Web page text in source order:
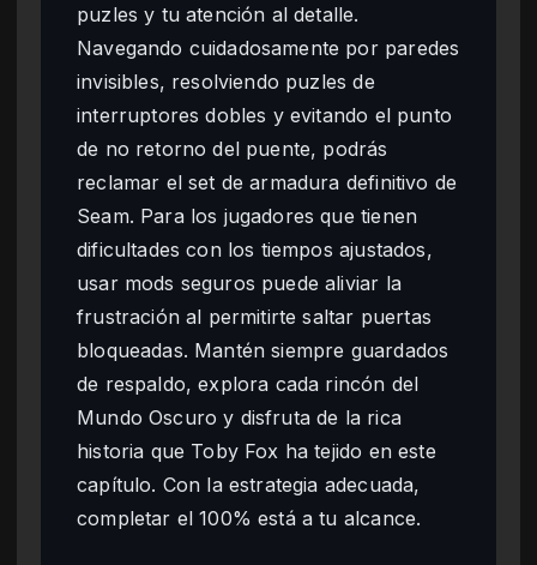
puzles y tu atención al detalle.
Navegando cuidadosamente por paredes
invisibles, resolviendo puzles de
interruptores dobles y evitando el punto
de no retorno del puente, podrás
reclamar el set de armadura definitivo de
Seam. Para los jugadores que tienen
dificultades con los tiempos ajustados,
usar mods seguros puede aliviar la
frustración al permitirte saltar puertas
bloqueadas. Mantén siempre guardados
de respaldo, explora cada rincón del
Mundo Oscuro y disfruta de la rica
historia que Toby Fox ha tejido en este
capítulo. Con la estrategia adecuada,
completar el 100% está a tu alcance.